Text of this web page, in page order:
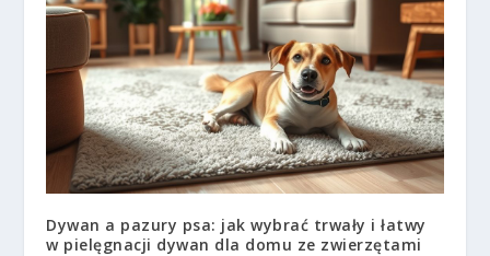
Dywan a pazury psa: jak wybrać trwały i łatwy
w pielęgnacji dywan dla domu ze zwierzętami